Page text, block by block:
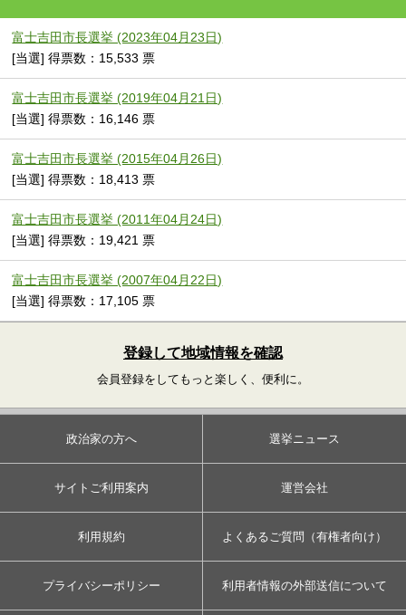
富士吉田市長選挙 (2023年04月23日)
[当選] 得票数：15,533 票
富士吉田市長選挙 (2019年04月21日)
[当選] 得票数：16,146 票
富士吉田市長選挙 (2015年04月26日)
[当選] 得票数：18,413 票
富士吉田市長選挙 (2011年04月24日)
[当選] 得票数：19,421 票
富士吉田市長選挙 (2007年04月22日)
[当選] 得票数：17,105 票
登録して地域情報を確認
会員登録をしてもっと楽しく、便利に。
政治家の方へ 選挙ニュース
サイトご利用案内 運営会社
利用規約 よくあるご質問（有権者向け）
プライバシーポリシー 利用者情報の外部送信について